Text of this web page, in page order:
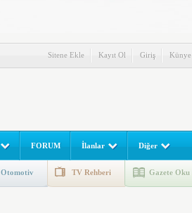
Sitene Ekle Kayıt Ol Giriş Künye
FORUM İlanlar Diğer
Otomotiv TV Rehberi Gazete Oku